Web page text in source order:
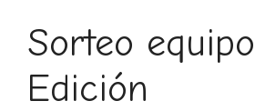
Sorteo
Edición